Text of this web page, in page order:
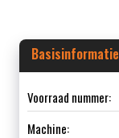
Basisinformatie
Voorraad nummer:
Machine: